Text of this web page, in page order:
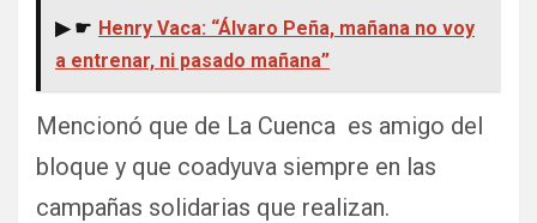
▶ ☛ Henry Vaca: “Álvaro Peña, mañana no voy
a entrenar, ni pasado mañana”
Mencionó que de La Cuenca es amigo del
bloque y que coadyuva siempre en las
campañas solidarias que realizan.